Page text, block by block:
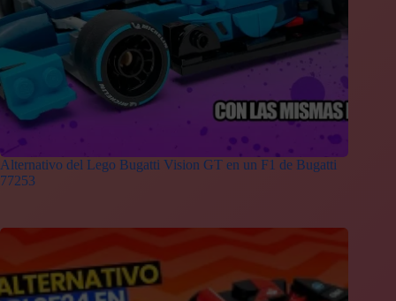
Alternativo del Lego Bugatti Vision GT en un F1 de Bugatti
77253